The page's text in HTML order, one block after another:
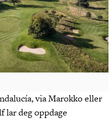
via Marokko eller
lar deg oppdage